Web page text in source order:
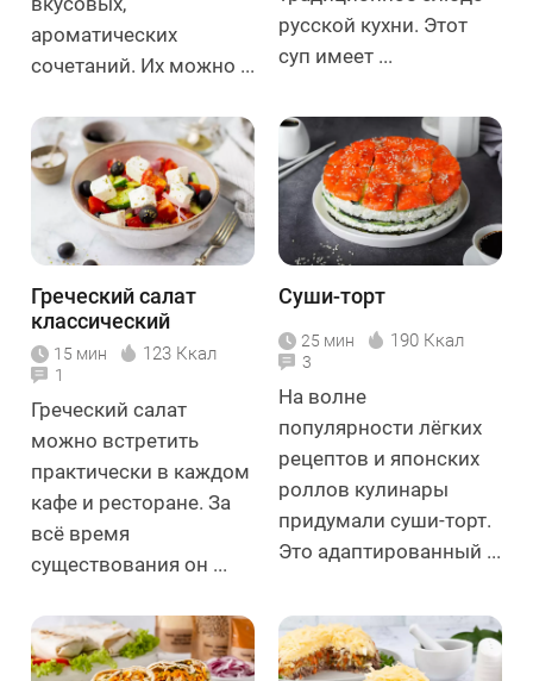
ароматических
сочетаний. Их можно ...
русской кухни. Этот
суп имеет ...
Греческий салат
классический
15 мин 123 Ккал
1
Греческий салат
можно встретить
практически в каждом
кафе и ресторане. За
всё время
существования он ...
Суши-торт
25 мин 190 Ккал
3
На волне
популярности лёгких
рецептов и японских
роллов кулинары
придумали суши-торт.
Это адаптированный ...